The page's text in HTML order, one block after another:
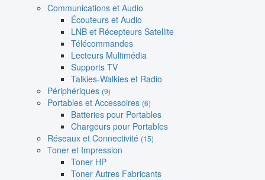
Communications et Audio
Écouteurs et Audio
LNB et Récepteurs Satellite
Télécommandes
Lecteurs Multimédia
Supports TV
Talkies-Walkies et Radio
Périphériques (9)
Portables et Accessoires (6)
Batteries pour Portables
Chargeurs pour Portables
Réseaux et Connectivité (15)
Toner et Impression
Toner HP
Toner Autres Fabricants